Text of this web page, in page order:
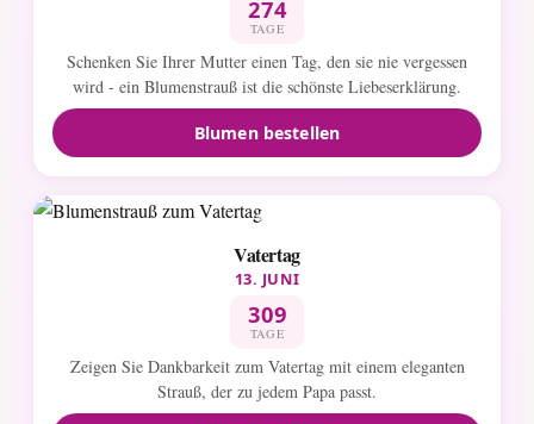
274
TAGE
Schenken Sie Ihrer Mutter einen Tag, den sie nie vergessen
wird - ein Blumenstrauß ist die schönste Liebeserklärung.
Blumen bestellen
Vatertag
13. JUNI
309
TAGE
Zeigen Sie Dankbarkeit zum Vatertag mit einem eleganten
Strauß, der zu jedem Papa passt.